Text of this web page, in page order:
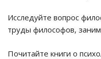
Исследуйте вопрос
труды философов,
Почитайте книги о